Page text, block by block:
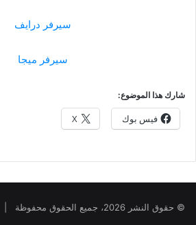
سيرفر درايف
سيرفر ميجا
شارك هذا الموضوع:
فيس بوك X
© حقوق النشر 2026، جميع الحقوق محفوظة |